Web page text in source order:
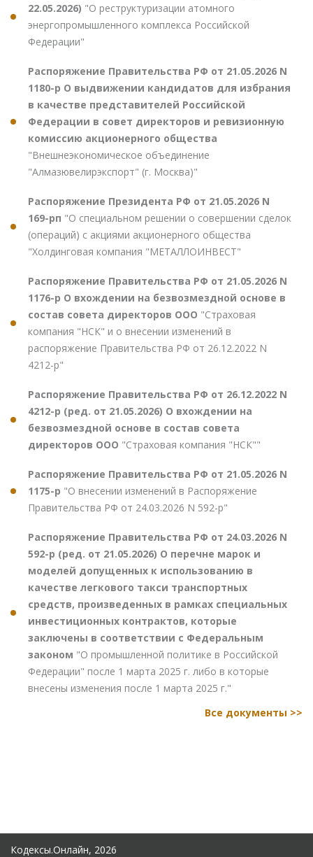
22.05.2026) "О реструктуризации атомного
энергопромышленного комплекса Российской
Федерации"
Распоряжение Правительства РФ от 21.05.2026 N
1180-р О выдвижении кандидатов для избрания
в качестве представителей Российской
Федерации в совет директоров и ревизионную
комиссию акционерного общества
"Внешнеэкономическое объединение
"Алмазювелирэкспорт" (г. Москва)"
Распоряжение Президента РФ от 21.05.2026 N
169-рп "О специальном решении о совершении сделок
(операций) с акциями акционерного общества
"Холдинговая компания "МЕТАЛЛОИНВЕСТ"
Распоряжение Правительства РФ от 21.05.2026 N
1176-р О вхождении на безвозмездной основе в
состав совета директоров ООО "Страховая
компания "НСК" и о внесении изменений в
распоряжение Правительства РФ от 26.12.2022 N
4212-р"
Распоряжение Правительства РФ от 26.12.2022 N
4212-р (ред. от 21.05.2026) О вхождении на
безвозмездной основе в состав совета
директоров ООО "Страховая компания "НСК""
Распоряжение Правительства РФ от 21.05.2026 N
1175-р "О внесении изменений в Распоряжение
Правительства РФ от 24.03.2026 N 592-р"
Распоряжение Правительства РФ от 24.03.2026 N
592-р (ред. от 21.05.2026) О перечне марок и
моделей допущенных к использованию в
качестве легкового такси транспортных
средств, произведенных в рамках специальных
инвестиционных контрактов, которые
заключены в соответствии с Федеральным
законом "О промышленной политике в Российской
Федерации" после 1 марта 2025 г. либо в которые
внесены изменения после 1 марта 2025 г."
Все документы >>
Кодексы.Онлайн, 2026